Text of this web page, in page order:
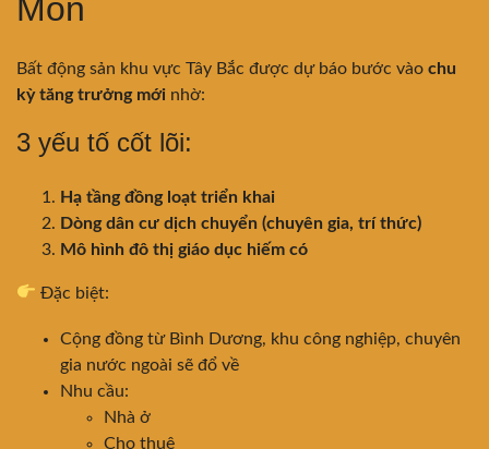
Môn
Bất động sản khu vực Tây Bắc được dự báo bước vào chu
kỳ tăng trưởng mới nhờ:
3 yếu tố cốt lõi:
Hạ tầng đồng loạt triển khai
Dòng dân cư dịch chuyển (chuyên gia, trí thức)
Mô hình đô thị giáo dục hiếm có
Đặc biệt:
Cộng đồng từ Bình Dương, khu công nghiệp, chuyên
gia nước ngoài sẽ đổ về
Nhu cầu:
Nhà ở
Cho thuê